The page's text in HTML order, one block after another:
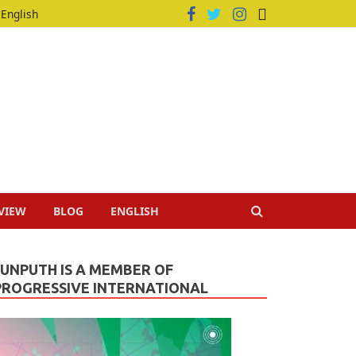
English
BLOG ENGLISH
IS A MEMBER OF
INTERNATIONAL